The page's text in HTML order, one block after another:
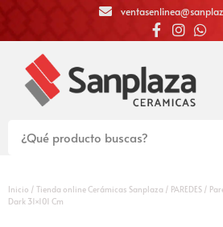
Inicio / Tienda online Cerámicas Sanplaza / PAREDES /
Dark 31×101 Cm